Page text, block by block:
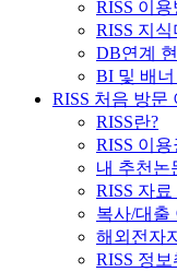
RISS 이용
RISS 지식
DB연계
BI 및 배
RISS 처음 방문
RISS란?
RISS 이
내 추천논
RISS 자
복사/대출
해외전자
RISS 정